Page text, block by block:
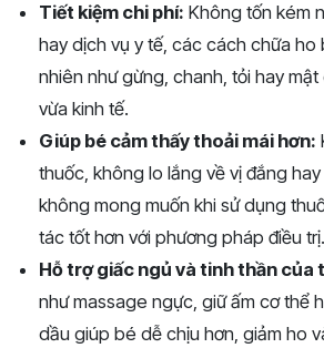
Tiết kiệm chi phí: Không tốn kém
hay dịch vụ y tế, các cách chữa ho
nhiên như gừng, chanh, tỏi hay
vừa kinh tế.
Giúp bé cảm thấy thoải mái hơn:
thuốc, không lo lắng về vị đắng
không mong muốn khi sử dụng
tác tốt hơn với phương pháp điều trị.
Hỗ trợ giấc ngủ và tinh thần của
như massage ngực, giữ ấm cơ thể
dầu giúp bé dễ chịu hơn, giảm ho